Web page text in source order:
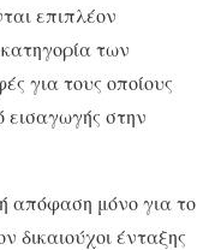
επιπλέον
των
για τους οποίους
εισαγωγής στην
απόφαση μόνο για το
δικαιούχοι ένταξης